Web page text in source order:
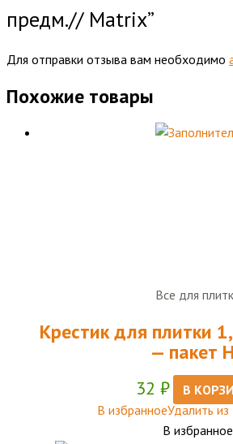
предм.// Matrix”
Для отправки отзыва вам необходимо
Похожие товары
Все для
Крестик для плитки
— пакет
32 ₽
В
В избранноеУдалить
В избранное